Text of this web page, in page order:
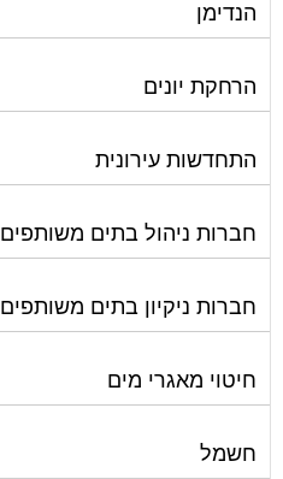
הנדימן
הרחקת יונים
התחדשות עירונית
חברות ניהול בתים משותפים
חברות ניקיון בתים משותפים
חיטוי מאגרי מים
חשמל